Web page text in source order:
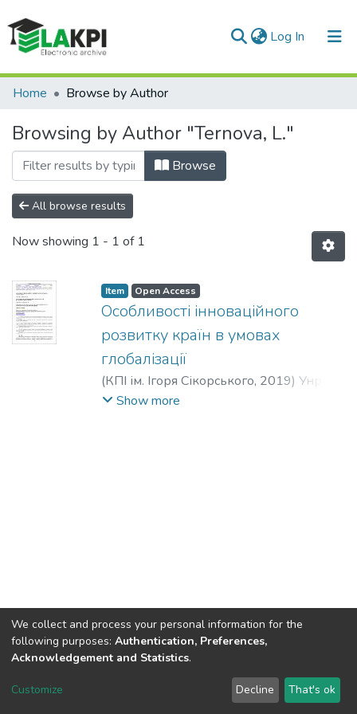
Log In (current)
Communities & Collections
All of DSpace
Home Browse by Author
Browsing by Author "Ternova, L."
Browse
All browse results
Now showing 1 - 1 of 1
Item Open Access
Особливості інноваційного
розвитку країн в умовах
глобалізації
(КПІ ім. Ігоря Сікорського, 2019) Унрод,
В. І.;Тернова, Л. Ю.
Show more
DSpace software copyright © 2002-2026 LYRASIS
Send Feedback
We collect and process your personal information for the
following purposes: Authentication, Preferences,
Acknowledgement and Statistics.
Customize Decline That's ok